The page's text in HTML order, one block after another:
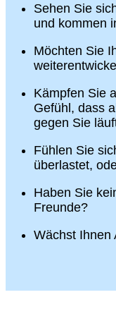
Sehen Sie
und kommen
Möchten Sie
Kämpfen Sie
Gefühl, dass
gegen Sie
Fühlen Sie
überlastet,
Haben Sie
Freunde?
Wächst Ihnen